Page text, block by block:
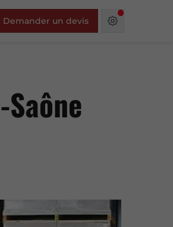
Demander un devis